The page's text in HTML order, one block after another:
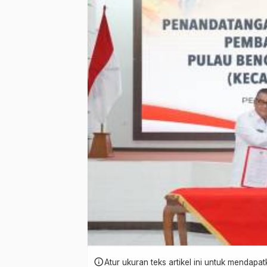
infoAtur ukuran teks artikel ini untuk